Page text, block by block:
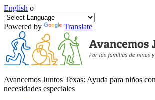
English o
Powered by Translate
Avancemos Juntos Texas: Ayuda para niños
necesidades especiales